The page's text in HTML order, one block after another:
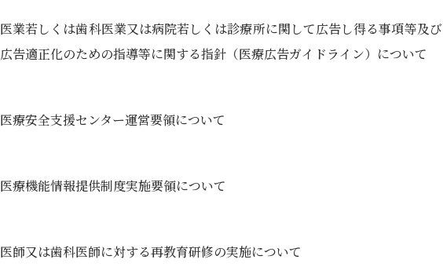
医業若しくは歯科医業又は病院若しくは診療所に関して広告し得る事項等及び
広告適正化のための指導等に関する指針（医療広告ガイドライン）について
医療安全支援センター運営要領について
医療機能情報提供制度実施要領について
医師又は歯科医師に対する再教育研修の実施について